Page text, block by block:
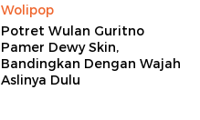
Wolipop
Potret Wulan Guritno
Pamer Dewy Skin,
Bandingkan Dengan Wajah
Aslinya Dulu